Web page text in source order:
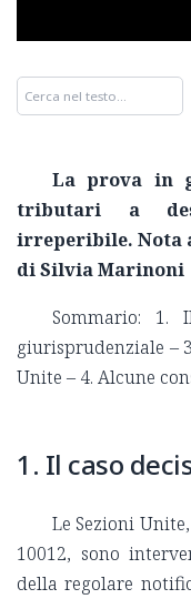
La prova in
tributari a
irreperibile. Nota a
di Silvia Marinoni
Sommario:
giurisprudenziale –
Unite – 4. Alcune
1. Il caso
Le Sezioni
10012, sono
della regolare